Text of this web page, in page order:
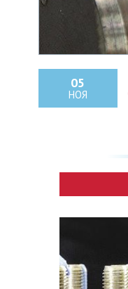
05
НОЯ